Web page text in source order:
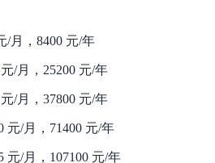
/月，8400 元/年
/月，25200 元/年
/月，37800 元/年
元/月，71400 元/年
元/月，107100 元/年